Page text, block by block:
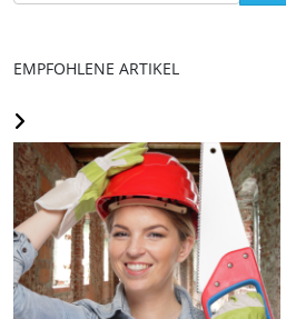
EMPFOHLENE ARTIKEL